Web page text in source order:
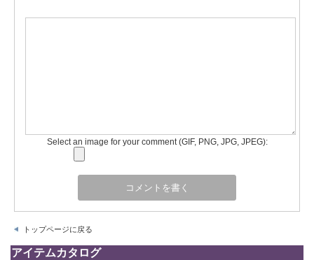
Select an image for your comment (GIF, PNG, JPG, JPEG):
トップページに戻る
アイテムカタログ